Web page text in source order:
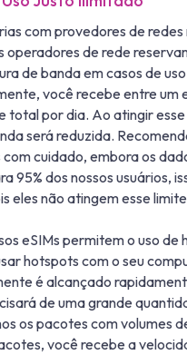
com provedores de
operadores de rede
de banda em casos de
você recebe entre um
total por dia. Ao atingir
será reduzida.
com cuidado, embora os
95% dos nossos usuários,
eles não atingem esse
eSIMs permitem o uso de
hotspots com o seu
é alcançado
de uma grande
os pacotes com volumes
você recebe a